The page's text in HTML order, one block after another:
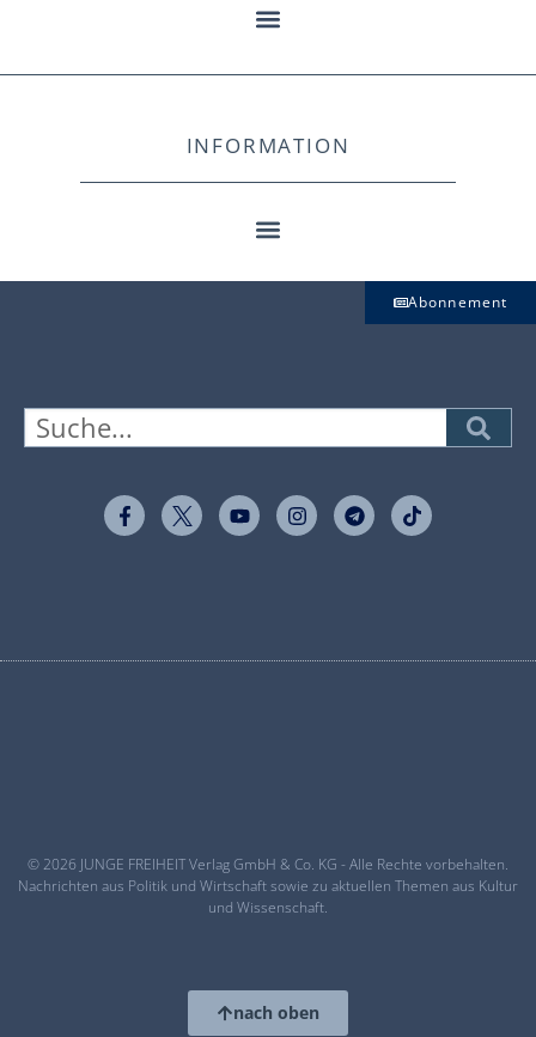
INFORMATION
Abonnement
© 2026 JUNGE FREIHEIT Verlag GmbH & Co. KG - Alle Rechte vorbehalten.
Nachrichten aus Politik und Wirtschaft sowie zu aktuellen Themen aus Kultur
und Wissenschaft.
nach oben